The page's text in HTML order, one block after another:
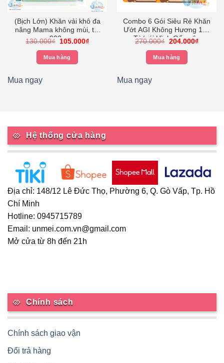
(Bịch Lớn) Khăn vải khô đa
năng Mama không mùi, túi
900g
130.000₫
Giá
là:
130.000₫.
105.000₫Giá
Mua hàng
Mua ngay
Combo 6 Gói Siêu Rẻ Khăn
Ướt AGI Không Hương 100
Tờ/gói Hình Gấu nâu
270.000₫ Giá
là:
270.000₫.
204.000₫Giá
Mua hàng
Mua ngay
Hệ thống cửa hàng
Địa chỉ: 148/12 Lê Đức Thọ, Phường 6, Q. Gò Vấp, Tp. Hồ
Chí Minh
Hotline: 0945715789
Email: unmei.com.vn@gmail.com
Mở cửa từ 8h đến 21h
Chính sách
Chính sách giao vận
Đổi trả hàng